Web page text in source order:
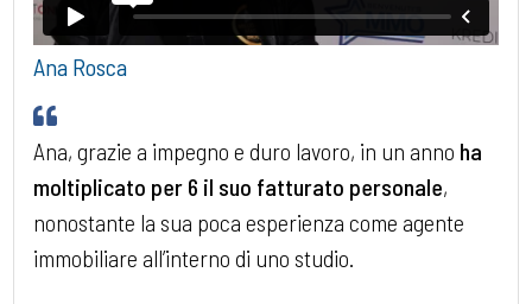
Ana Rosca
Ana, grazie a impegno e duro lavoro, in un anno ha
moltiplicato per 6 il suo fatturato personale,
nonostante la sua poca esperienza come agente
immobiliare all’interno di uno studio.